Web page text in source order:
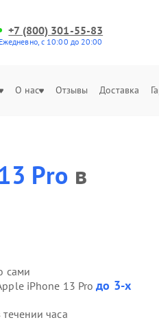
+7 (800) 301-55-83
Ежедневно, с 10:00 до 20:00
О нас Отзывы Доставка
Pro в
сами
iPhone 13 Proдо 3-х
часа